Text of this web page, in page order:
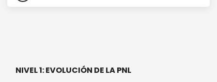
NIVEL 1: EVOLUCIÓN DE LA PNL